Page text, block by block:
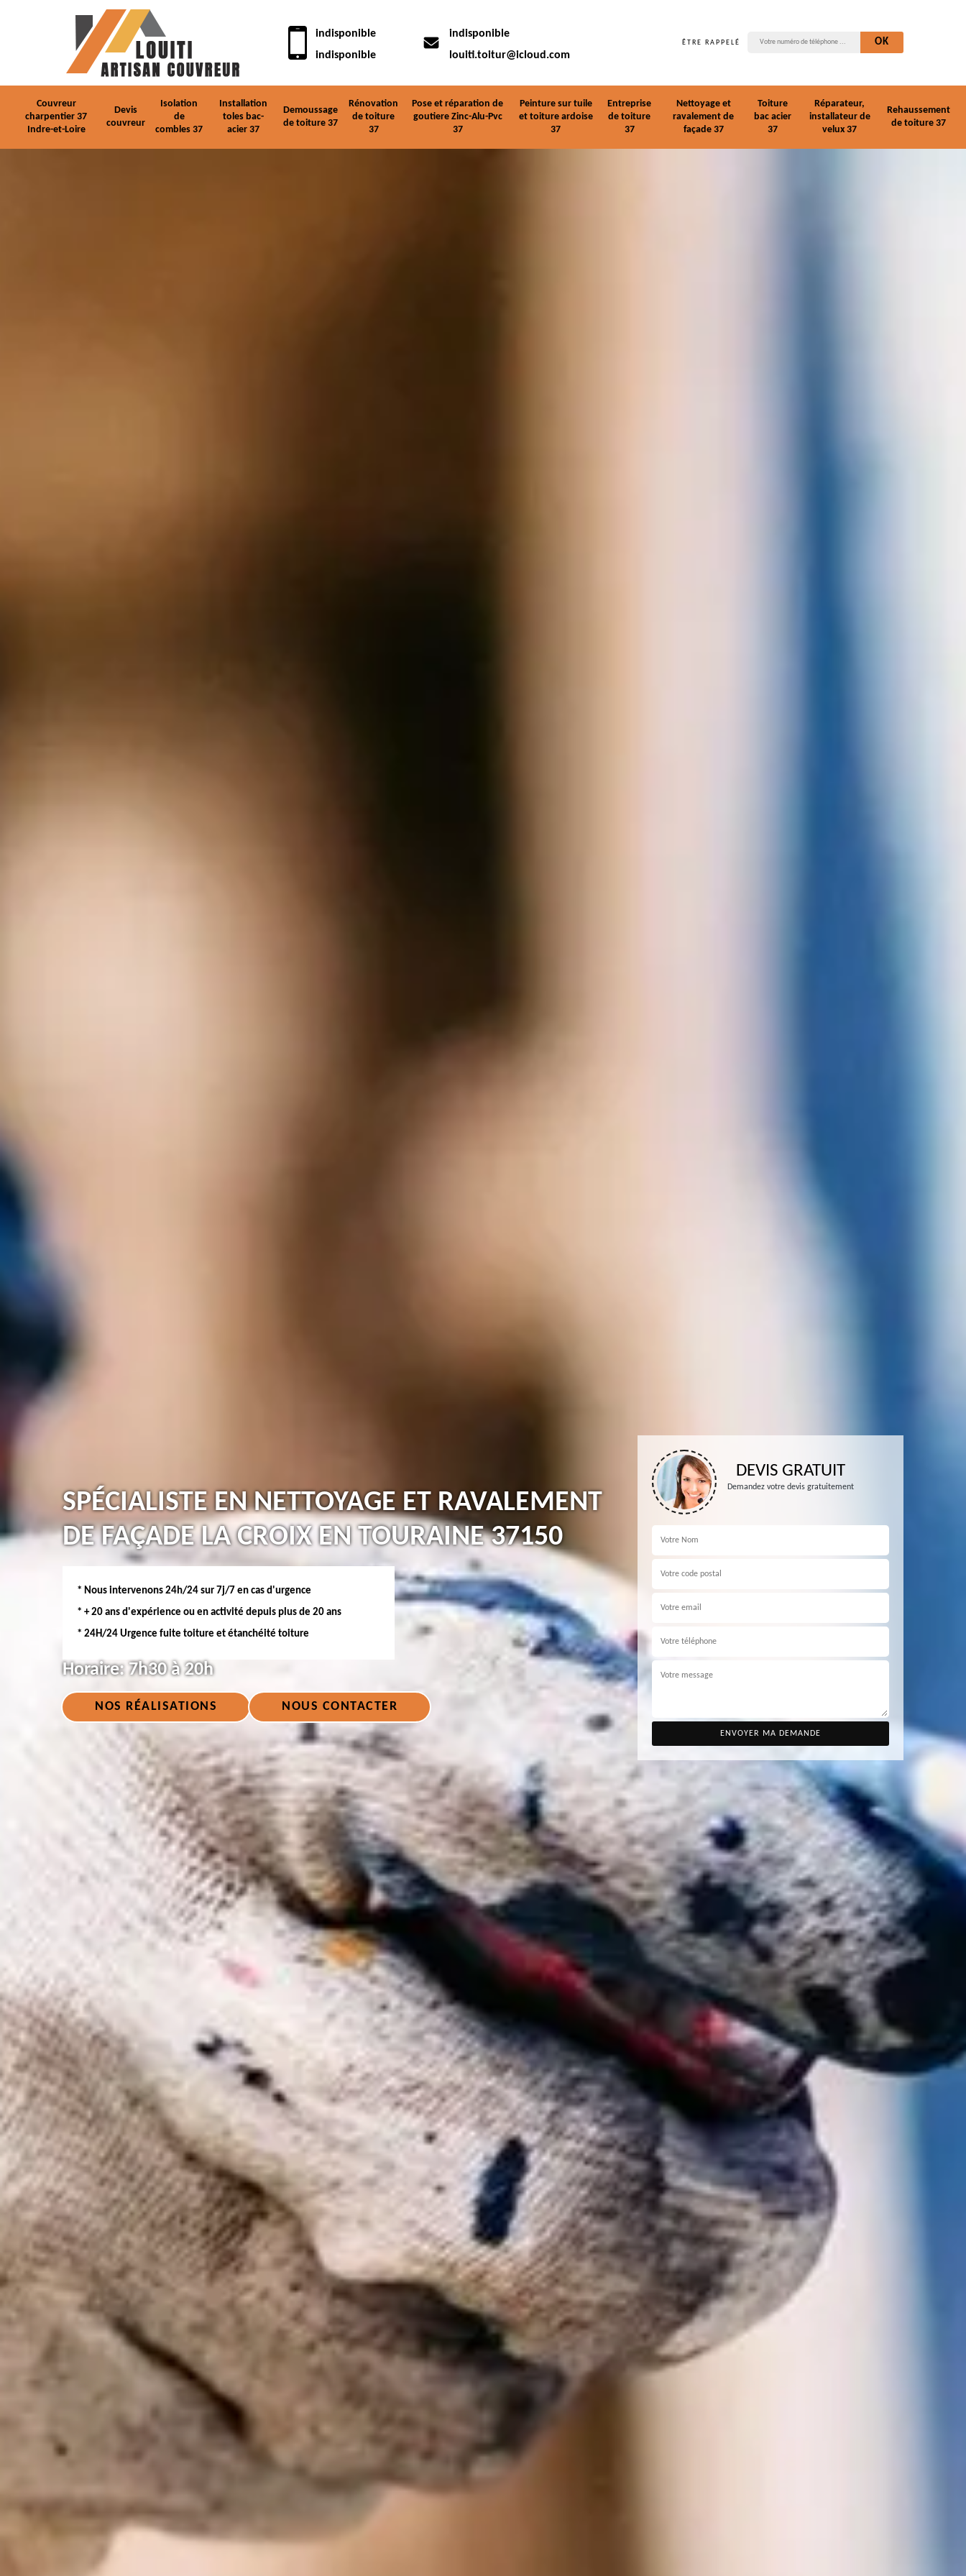
indisponible
indisponible
indisponible
louiti.toitur@icloud.com
ÊTRE RAPPELÉ
Couvreur
charpentier 37
Indre-et-Loire
Devis
couvreur
Isolation
de
combles 37
Installation
toles bac-
acier 37
Demoussage
de toiture 37
Rénovation
de toiture
37
Pose et réparation de
goutiere Zinc-Alu-Pvc
37
Peinture sur tuile
et toiture ardoise
37
Entreprise
de toiture
37
Nettoyage et
ravalement de
façade 37
Toiture
bac acier
37
Réparateur,
installateur de
velux 37
Rehaussement
de toiture 37
SPÉCIALISTE EN NETTOYAGE ET RAVALEMENT
DE FAÇADE LA CROIX EN TOURAINE 37150
* Nous intervenons 24h/24 sur 7j/7 en cas d'urgence
* + 20 ans d'expérience ou en activité depuis plus de 20 ans
* 24H/24 Urgence fuite toiture et étanchéité toiture
Horaire:7h30 à 20h
NOS RÉALISATIONS NOUS CONTACTER
DEVIS GRATUIT
Demandez votre devis gratuitement